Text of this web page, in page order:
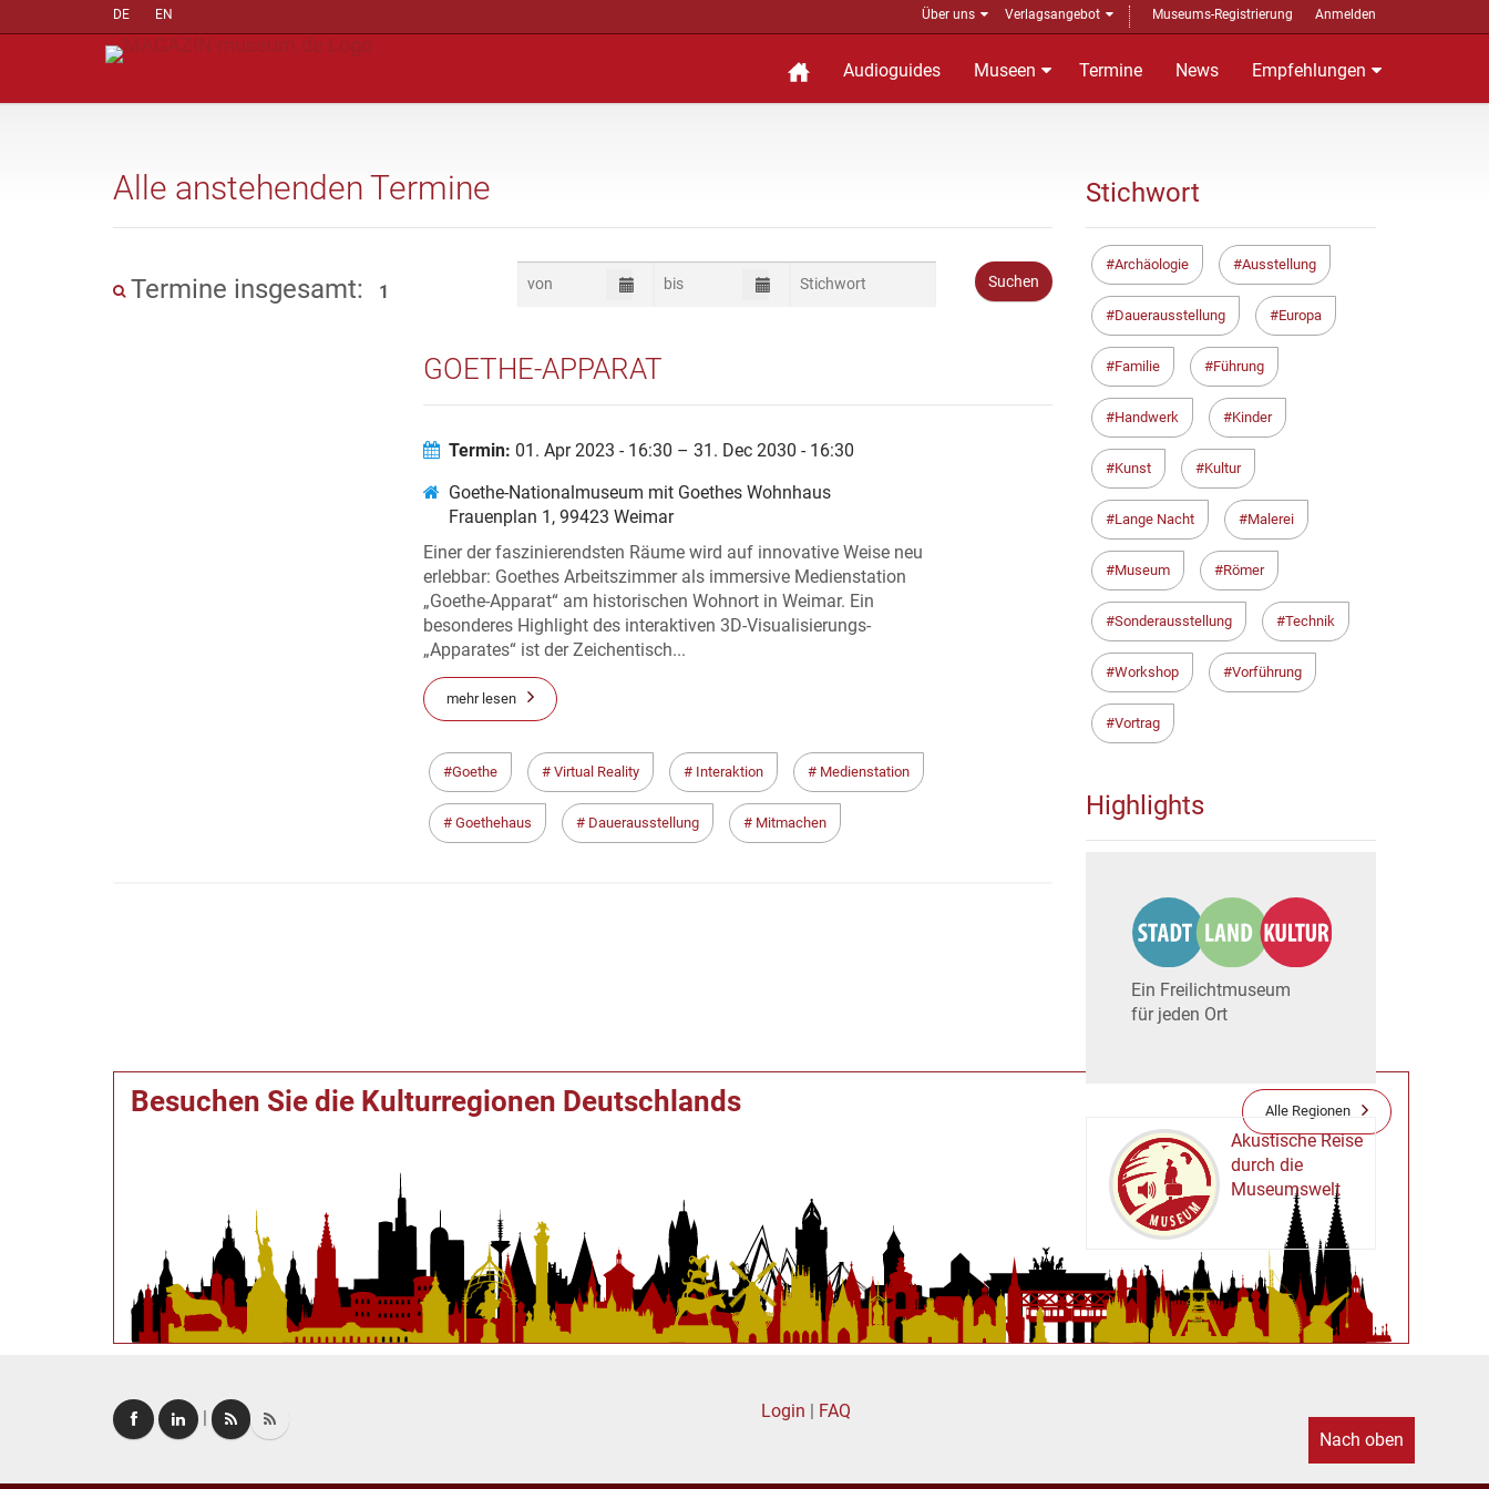
DE EN Über uns Verlagsangebot Museums-Registrierung Anmelden
Audioguides Museen Termine News Empfehlungen
Alle anstehenden Termine
Termine insgesamt: 1
GOETHE-APPARAT
Termin: 01. Apr 2023 - 16:30 – 31. Dec 2030 - 16:30
Goethe-Nationalmuseum mit Goethes Wohnhaus
Frauenplan 1, 99423 Weimar
Einer der faszinierendsten Räume wird auf innovative Weise neu
erlebbar: Goethes Arbeitszimmer als immersive Medienstation
„Goethe-Apparat“ am historischen Wohnort in Weimar. Ein
besonderes Highlight des interaktiven 3D-Visualisierungs-
„Apparates“ ist der Zeichentisch...
mehr lesen
Goethe Virtual Reality Interaktion Medienstation
Goethehaus Dauerausstellung Mitmachen
Besuchen Sie die Kulturregionen Deutschlands Alle Regionen
Stichwort
Archäologie Ausstellung
Dauerausstellung Europa
Familie Führung
Handwerk Kinder
Kunst Kultur
Lange Nacht Malerei
Museum Römer
Sonderausstellung Technik
Workshop Vorführung
Vortrag
Highlights
Ein Freilichtmuseum
für jeden Ort
MUSEUM
Akustische Reise
durch die
Museumswelt
Login | FAQ
Nach oben